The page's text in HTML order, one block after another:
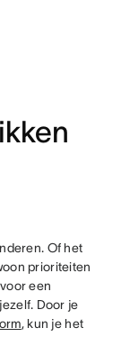
Of het
prioriteiten
een
Door je
, kun je het